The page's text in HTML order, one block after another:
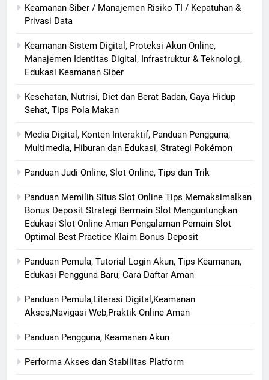
Keamanan Siber / Manajemen Risiko TI / Kepatuhan &
Privasi Data
Keamanan Sistem Digital, Proteksi Akun Online,
Manajemen Identitas Digital, Infrastruktur & Teknologi,
Edukasi Keamanan Siber
Kesehatan, Nutrisi, Diet dan Berat Badan, Gaya Hidup
Sehat, Tips Pola Makan
Media Digital, Konten Interaktif, Panduan Pengguna,
Multimedia, Hiburan dan Edukasi, Strategi Pokémon
Panduan Judi Online, Slot Online, Tips dan Trik
Panduan Memilih Situs Slot Online Tips Memaksimalkan
Bonus Deposit Strategi Bermain Slot Menguntungkan
Edukasi Slot Online Aman Pengalaman Pemain Slot
Optimal Best Practice Klaim Bonus Deposit
Panduan Pemula, Tutorial Login Akun, Tips Keamanan,
Edukasi Pengguna Baru, Cara Daftar Aman
Panduan Pemula,Literasi Digital,Keamanan
Akses,Navigasi Web,Praktik Online Aman
Panduan Pengguna, Keamanan Akun
Performa Akses dan Stabilitas Platform